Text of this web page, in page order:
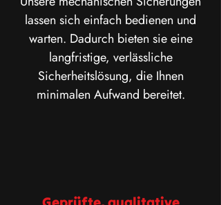
lassen sich einfach bedienen und
warten. Dadurch bieten sie eine
langfristige, verlässliche
Sicherheitslösung, die Ihnen
minimalen Aufwand bereitet.